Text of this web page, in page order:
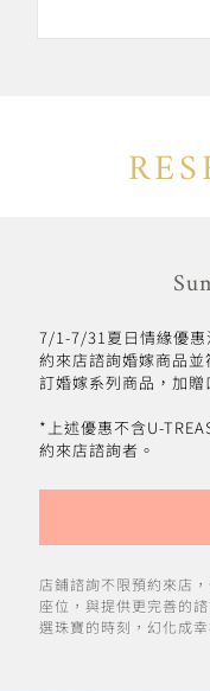
7/1-7/31夏日情緣優惠
約來店諮詢婚嫁商品
訂婚嫁系列商品，加
*上述優惠不含U-
約來店諮詢者。
店鋪諮詢不限預約來店
座位，與提供更完善的
選珠寶的時刻，幻化成幸